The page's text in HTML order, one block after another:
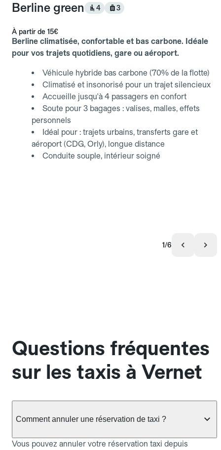
Berline green 4 3
À partir de 15€
Berline climatisée, confortable et bas carbone. Idéale
pour vos trajets quotidiens, gare ou aéroport.
Véhicule hybride bas carbone (70% de la flotte)
Climatisé et insonorisé pour un trajet silencieux
Accueille jusqu'à 4 passagers en confort
Soute pour 3 bagages : valises, malles, effets
personnels
Idéal pour : trajets urbains, transferts gare et
aéroport (CDG, Orly), longue distance
Conduite souple, intérieur soigné
1/6
Questions fréquentes
sur les taxis à Vernet
Comment annuler une réservation de taxi ?
Vous pouvez annuler votre réservation taxi depuis